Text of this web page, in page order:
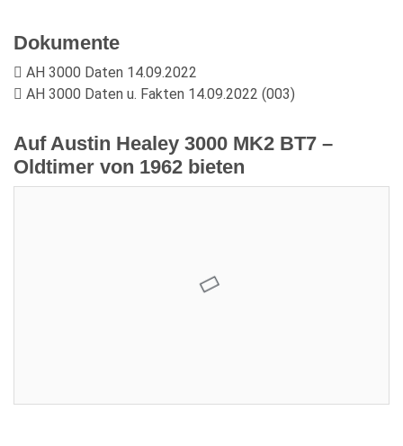
Dokumente
AH 3000 Daten 14.09.2022
AH 3000 Daten u. Fakten 14.09.2022 (003)
Auf Austin Healey 3000 MK2 BT7 –
Oldtimer von 1962 bieten